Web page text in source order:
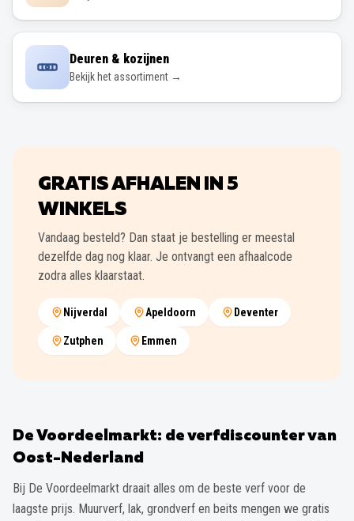
Deuren & kozijnen
Bekijk het assortiment →
GRATIS AFHALEN IN 5
WINKELS
Vandaag besteld? Dan staat je bestelling er meestal
dezelfde dag nog klaar. Je ontvangt een afhaalcode
zodra alles klaarstaat.
Nijverdal Apeldoorn Deventer
Zutphen Emmen
De Voordeelmarkt: de verfdiscounter van
Oost-Nederland
Bij De Voordeelmarkt draait alles om de beste verf voor de
laagste prijs. Muurverf, lak, grondverf en beits mengen we gratis